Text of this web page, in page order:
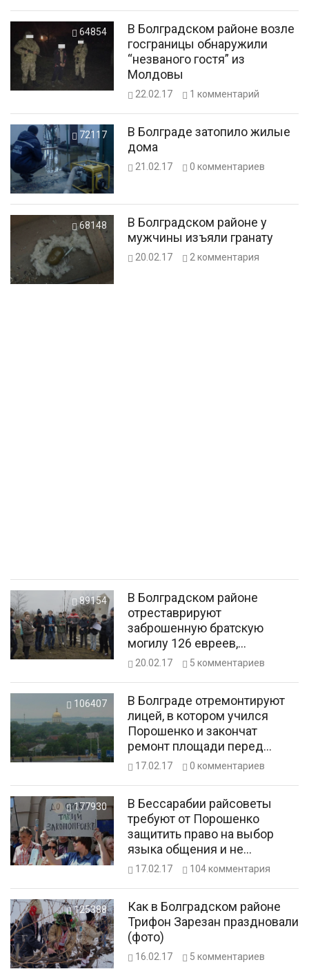
64854
В Болградском районе возле
госграницы обнаружили
“незваного гостя” из
Молдовы
22.02.17 1 комментарий
72117
В Болграде затопило жилые
дома
21.02.17 0 комментариев
68148
В Болградском районе у
мужчины изъяли гранату
20.02.17 2 комментария
89154
В Болградском районе
отреставрируют
заброшенную братскую
могилу 126 евреев,
расстрелянных фашистами
20.02.17 5 комментариев
106407
В Болграде отремонтируют
лицей, в котором учился
Порошенко и закончат
ремонт площади перед
собором
17.02.17 0 комментариев
177930
В Бессарабии райсоветы
требуют от Порошенко
защитить право на выбор
языка общения и не
отменять весенние
17.02.17 104комментария
125388
Как в Болградском районе
Трифон Зарезан праздновали
(фото)
16.02.17 5 комментариев